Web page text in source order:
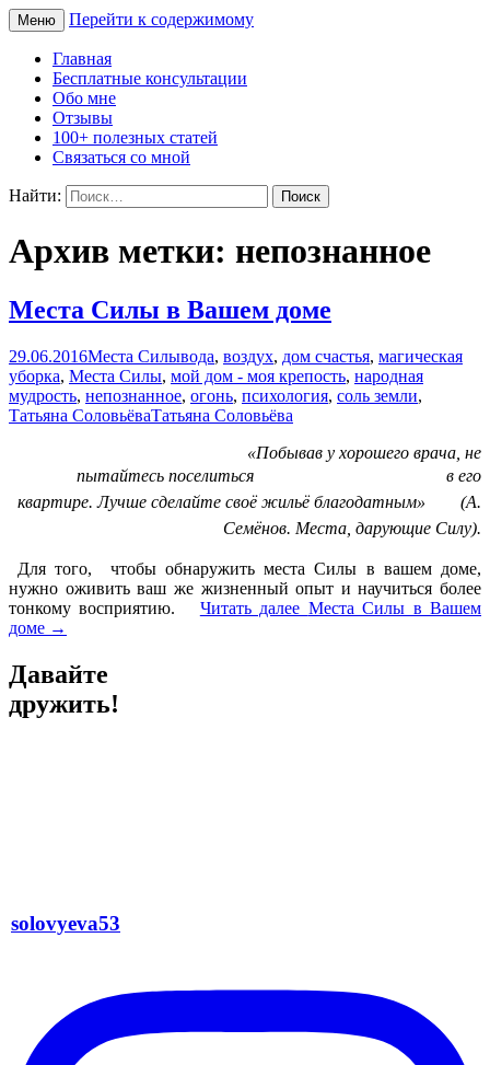
Свет Радости
Меню Перейти к содержимому
Главная
Бесплатные консультации
Обо мне
Отзывы
100+ полезных статей
Связаться со мной
Найти:
Архив метки: непознанное
Места Силы в Вашем доме
29.06.2016Места Силывода, воздух, дом счастья, магическая
уборка, Места Силы, мой дом - моя крепость, народная
мудрость, непознанное, огонь, психология, соль земли,
Татьяна СоловьёваТатьяна Соловьёва
«Побывав у хорошего врача, не
пытайтесь поселиться в его
квартире. Лучше сделайте своё жильё благодатным» (А.
Семёнов. Места, дарующие Силу).
Для того, чтобы обнаружить места Силы в вашем доме,
нужно оживить ваш же жизненный опыт и научиться более
тонкому восприятию. Читать далее Места Силы в Вашем
доме →
Давайте
дружить!
solovyeva53